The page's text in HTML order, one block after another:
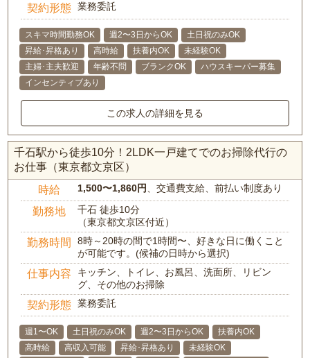
契約形態 業務委託
スキマ時間勤務OK 週2〜3日からOK
土日祝のみOK
昇給･昇格あり
高時給 扶養内OK
未経験OK
主婦･主夫歓迎
年齢不問 ブランクOK
ハウスキーパー募集
インセンティブあり
この求人の詳細を見る
千石駅から徒歩10分！2LDK一戸建てでのお掃除代行の
お仕事（東京都文京区）
時給 1,500〜1,860円、交通費支給、前払い制度あり
勤務地
千石 徒歩10分
（東京都文京区付近）
勤務時間
8時～20時の間で1時間〜、好きな日に働くこと
が可能です。(候補の日時から選択)
仕事内容
キッチン、トイレ、お風呂、洗面所、リビン
グ、その他のお掃除
契約形態 業務委託
週1〜OK 土日祝のみOK 週2〜3日からOK
扶養内OK
高時給
高収入可能 昇給･昇格あり
未経験OK